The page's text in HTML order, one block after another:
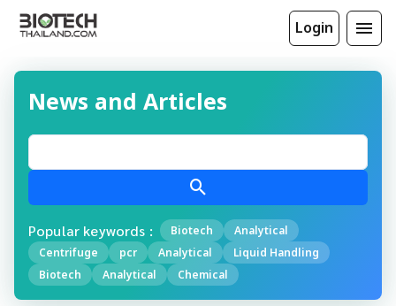
Login
News and Articles
Popular keywords : Biotech
Analytical
Centrifuge
pcr Analytical
Liquid Handling
Biotech
Analytical Chemical